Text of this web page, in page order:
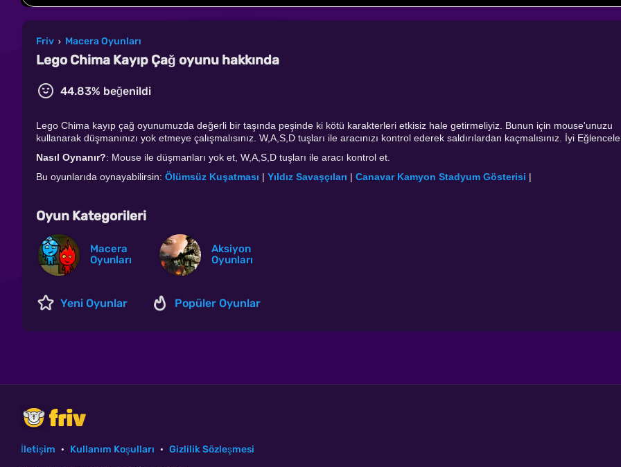
Friv › Macera Oyunları
Lego Chima Kayıp Çağ oyunu hakkında
44.83% beğenildi
Lego Chima kayıp çağ oyunumuzda değerli bir taşında peşinde ki kötü karakterleri etkisiz hale getirmeliyiz. Bunun için mouse'unuzu
kullanarak düşmanınızı yok etmeye çalışmalısınız. W,A,S,D tuşları ile aracınızı kontrol ederek saldırılardan kaçmalısınız. İyi
Nasıl Oynanır?: Mouse ile düşmanları yok et, W,A,S,D tuşları ile aracı kontrol et.
Bu oyunlarıda oynayabilirsin: Ölümsüz Kuşatması | Yıldız Savaşçıları | Canavar Kamyon Stadyum Gösterisi |
Oyun Kategorileri
Macera
Oyunları
Aksiyon
Oyunları
Yeni Oyunlar Popüler Oyunlar
İletişim · Kullanım Koşulları · Gizlilik Sözleşmesi